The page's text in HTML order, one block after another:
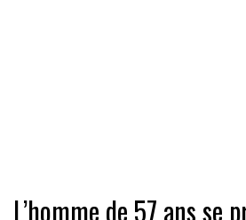
L’homme de 57 ans se